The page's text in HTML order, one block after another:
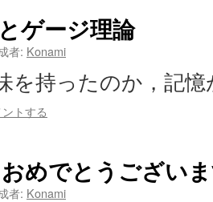
ゲージ理論
者: Konami
を持ったのか，記
トする
めでとうござい
者: Konami